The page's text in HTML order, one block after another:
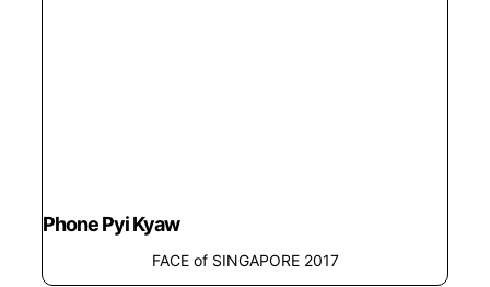
Phone Pyi Kyaw
FACE of SINGAPORE 2017